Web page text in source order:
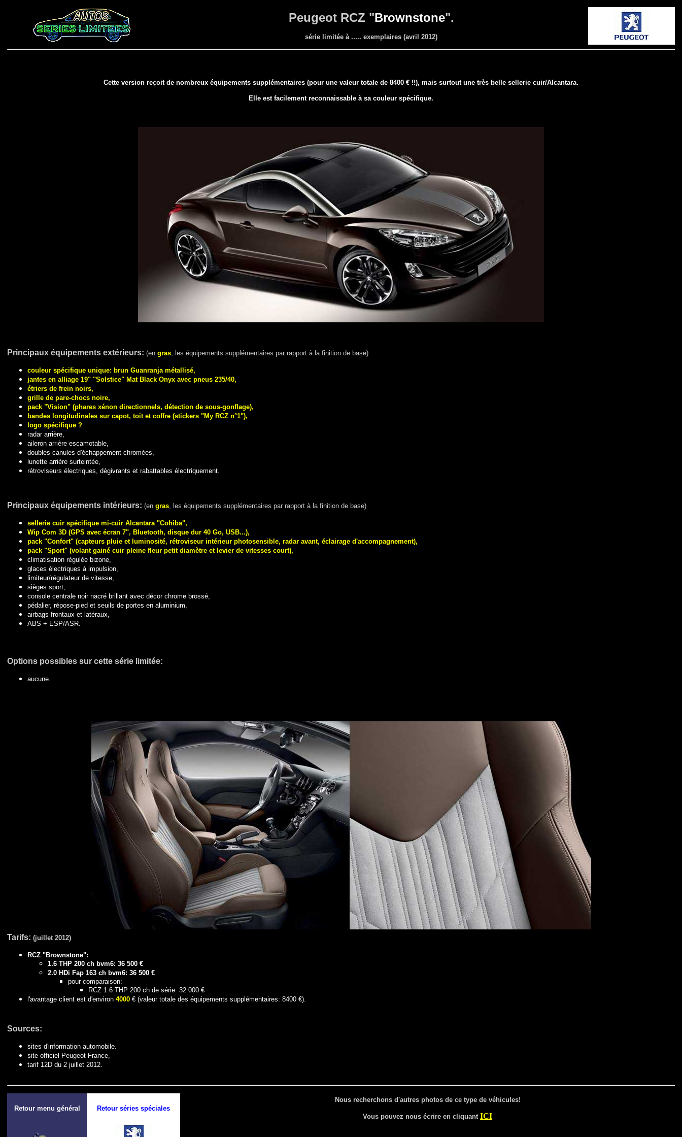
Peugeot RCZ "Brownstone".
série limitée à ..... exemplaires (avril 2012)
Cette version reçoit de nombreux équipements supplémentaires (pour une valeur totale de 8400 € !!), mais surtout une très belle sellerie cuir/Alcantara.
Elle est facilement reconnaissable à sa couleur spécifique.
Principaux équipements extérieurs: (en gras, les équipements supplémentaires par rapport à la finition de base)
couleur spécifique unique: brun Guanranja métallisé,
jantes en alliage 19" "Solstice" Mat Black Onyx avec pneus 235/40,
étriers de frein noirs,
grille de pare-chocs noire,
pack "Vision" (phares xénon directionnels, détection de sous-gonflage),
bandes longitudinales sur capot, toit et coffre (stickers "My RCZ n°1"),
logo spécifique ?
radar arrière,
aileron arrière escamotable,
doubles canules d'échappement chromées,
lunette arrière surteintée,
rétroviseurs électriques, dégivrants et rabattables électriquement.
Principaux équipements intérieurs: (en gras, les équipements supplémentaires par rapport à la finition de base)
sellerie cuir spécifique mi-cuir Alcantara "Cohiba",
Wip Com 3D (GPS avec écran 7", Bluetooth, disque dur 40 Go, USB...),
pack "Confort" (capteurs pluie et luminosité, rétroviseur intérieur photosensible, radar avant, éclairage d'accompagnement),
pack "Sport" (volant gainé cuir pleine fleur petit diamètre et levier de vitesses court),
climatisation régulée bizone,
glaces électriques à impulsion,
limiteur/régulateur de vitesse,
sièges sport,
console centrale noir nacré brillant avec décor chrome brossé,
pédalier, répose-pied et seuils de portes en aluminium,
airbags frontaux et latéraux,
ABS + ESP/ASR.
Options possibles sur cette série limitée:
aucune.
Tarifs: (juillet 2012)
RCZ "Brownstone":
1.6 THP 200 ch bvm6: 36 500 €
2.0 HDi Fap 163 ch bvm6: 36 500 €
pour comparaison:
RCZ 1.6 THP 200 ch de série: 32 000 €
l'avantage client est d'environ 4000 € (valeur totale des équipements supplémentaires: 8400 €).
Sources:
sites d'information automobile.
site officiel Peugeot France,
tarif 12D du 2 juillet 2012.
Retour menu général Retour séries spéciales
Nous recherchons d'autres photos de ce type de véhicules!
Vous pouvez nous écrire en cliquant ICI